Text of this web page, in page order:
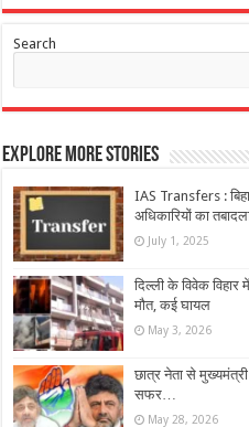
Search
Explore More Stories
IAS Transfers :
अधिकारियों का
July 1, 2025
दिल्ली के विवेक
मौत, कई घायल
May 3, 2026
छात्र नेता से
सफर…
May 28, 2026